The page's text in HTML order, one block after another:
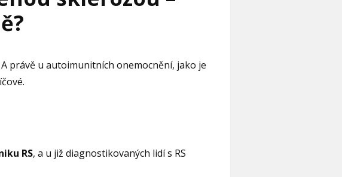
A právě u autoimunitních onemocnění, jako je
RS, a u již diagnostikovaných lidí s RS